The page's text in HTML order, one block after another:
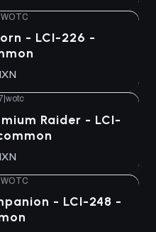
WOTC
- LCI-226 -
| wotc
Raider - LCI-
WOTC
- LCI-248 -